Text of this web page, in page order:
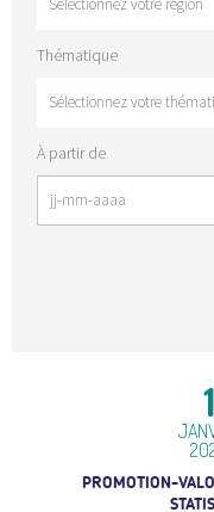
Thématique
À partir de
1
PROMOTION-